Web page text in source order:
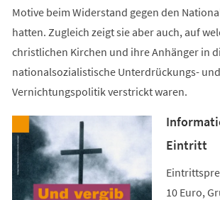
Motive beim Widerstand gegen den
hatten. Zugleich zeigt sie aber auch, auf
christlichen Kirchen und ihre Anhänger in
nationalsozialistische Unterdrückungs- und
Vernichtungspolitik verstrickt waren.
Eintritt
10 Euro,